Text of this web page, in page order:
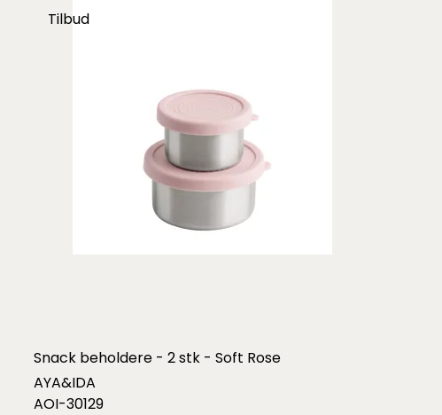
Tilbud
Snack beholdere - 2 stk - Soft Rose
AYA&IDA
AOI-30129